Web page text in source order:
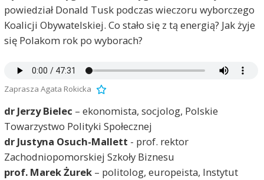
powiedział Donald Tusk podczas wieczoru wyborczego
Koalicji Obywatelskiej. Co stało się z tą energią? Jak żyje
się Polakom rok po wyborach?
Zaprasza Agata Rokicka
dr Jerzy Bielec – ekonomista, socjolog, Polskie
Towarzystwo Polityki Społecznej
dr Justyna Osuch-Mallett - prof. rektor
Zachodniopomorskiej Szkoły Biznesu
prof. Marek Żurek– politolog, europeista, Instytut